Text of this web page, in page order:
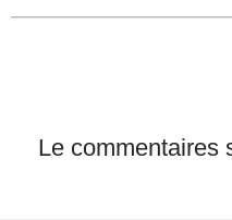
Le commentaires